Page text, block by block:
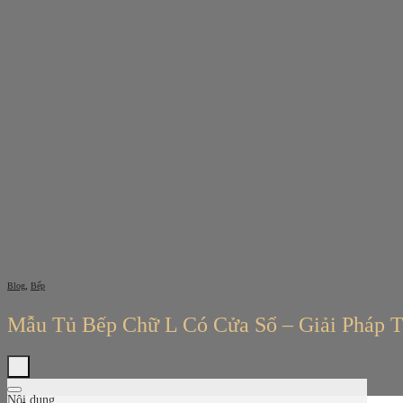
Blog Bếp
Mẫu Tủ Bếp Chữ L Có Cửa Sổ – Giải
Nội dung